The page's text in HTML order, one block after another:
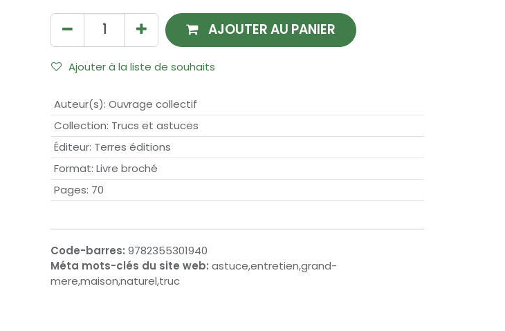
AJOUTER AU PANIER
Ajouter à la liste de souhaits
Auteur(s): Ouvrage collectif
Collection: Trucs et astuces
Éditeur: Terres éditions
Format: Livre broché
Pages: 70
Code-barres: 9782355301940
Méta mots-clés du site web: astuce,entretien,grand-
mere,maison,naturel,truc